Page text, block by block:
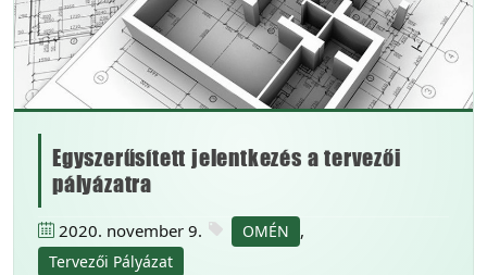
Egyszerűsített jelentkezés a tervezői
pályázatra
2020. november 9. OMÉN ,
Tervezői Pályázat